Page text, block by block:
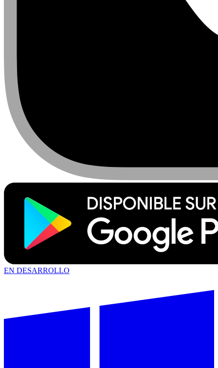
EN DESARROLLO